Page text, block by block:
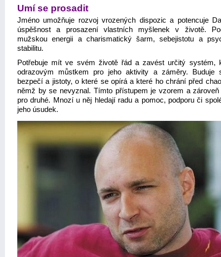
Umí se prosadit
Jméno umožňuje rozvoj vrozených dispozic a potencuje
úspěšnost a prosazení vlastních myšlenek v životě.
mužskou energii a charismatický šarm, sebejistotu a
stabilitu.
Potřebuje mít ve svém životě řád a zavést určitý systém,
odrazovým můstkem pro jeho aktivity a záměry. Buduje
bezpečí a jistoty, o které se opírá a které ho chrání před
němž by se nevyznal. Tímto přístupem je vzorem a zároveň
pro druhé. Mnozí u něj hledají radu a pomoc, podporu či
jeho úsudek.